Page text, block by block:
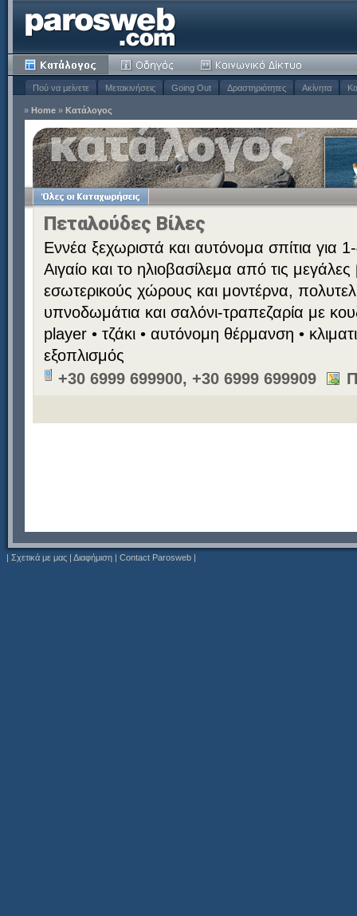
Πού να μείνετε Μετακινήσεις Going Out Δραστηριότητες Ακίνητα
» Home » Κατάλογος
Πεταλούδες Βίλες
Εννέα ξεχωριστά και αυτόνομα σπίτια για
Αιγαίο και το ηλιοβασίλεμα από τις
εσωτερικούς χώρους και μοντέρνα,
υπνοδωμάτια και σαλόνι-τραπεζαρία με
player • τζάκι • αυτόνομη θέρμανση •
εξοπλισμός
+30 6999 699900, +30 6999 699909
| Σχετικά με μας | Διαφήμιση | Contact Parosweb |